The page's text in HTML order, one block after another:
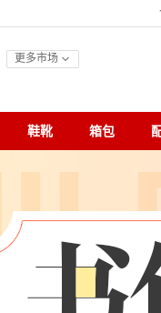
更多市场
鞋靴 箱包